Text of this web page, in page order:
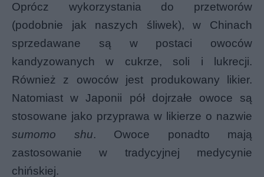
Oprócz wykorzystania do przetworów
(podobnie jak naszych śliwek), w Chinach
sprzedawane są w postaci owoców
kandyzowanych w cukrze, soli i lukrecji.
Również z owoców jest produkowany likier.
Natomiast w Japonii pół dojrzałe owoce są
stosowane jako przyprawa w likierze o nazwie
sumomo shu. Owoce ponadto mają
zastosowanie w tradycyjnej medycynie
chińskiej.